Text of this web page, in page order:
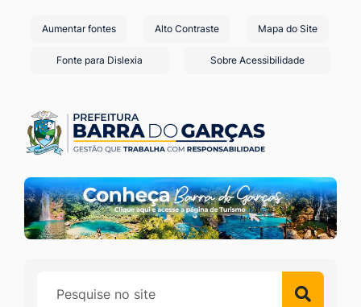
de
atalhos
links
de
acessibilidade
para
[alt+1]
Ir
para
o
menu
[alt+2]
Aumentar fontes Alto Contraste Mapa do Site
Fonte para Dislexia Sobre Acessibilidade